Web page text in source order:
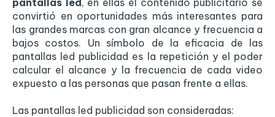
pantallas led , en ellas el contenido publicitario se
convirtió en oportunidades más interesantes para
las grandes marcas con gran alcance y frecuencia a
bajos costos. Un símbolo de la eficacia de las
pantallas led publicidad es la repetición y el poder
calcular el alcance y la frecuencia de cada video
expuesto a las personas que pasan frente a ellas.
Las pantallas led publicidad son consideradas: